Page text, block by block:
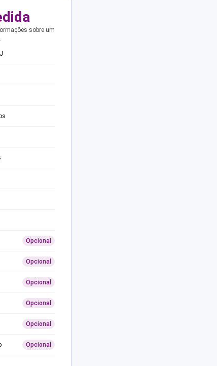
sobre um
Opcional
Opcional
Opcional
Opcional
Opcional
Opcional